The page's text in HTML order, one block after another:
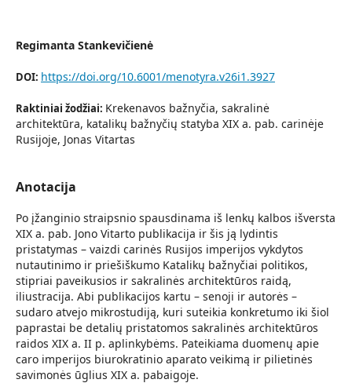
Regimanta Stankevičienė
DOI: https://doi.org/10.6001/menotyra.v26i1.3927
Raktiniai žodžiai: Krekenavos bažnyčia, sakralinė
architektūra, katalikų bažnyčių statyba XIX a. pab. carinėje
Rusijoje, Jonas Vitartas
Anotacija
Po įžanginio straipsnio spausdinama iš lenkų kalbos išversta
XIX a. pab. Jono Vitarto publikacija ir šis ją lydintis
pristatymas – vaizdi carinės Rusijos imperijos vykdytos
nutautinimo ir priešiškumo Katalikų bažnyčiai politikos,
stipriai paveikusios ir sakralinės architektūros raidą,
iliustracija. Abi publikacijos kartu – senoji ir autorės –
sudaro atvejo mikrostudiją, kuri suteikia konkretumo iki šiol
paprastai be detalių pristatomos sakralinės architektūros
raidos XIX a. II p. aplinkybėms. Pateikiama duomenų apie
caro imperijos biurokratinio aparato veikimą ir pilietinės
savimonės ūglius XIX a. pabaigoje.